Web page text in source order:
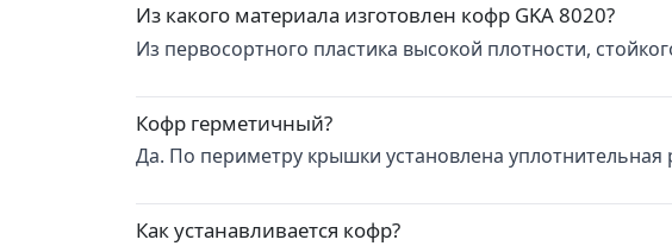
Из какого материала изготовлен кофр GKA 8020?
Из первосортного пластика высокой плотности,
Кофр герметичный?
Да. По периметру крышки установлена
Как устанавливается кофр?